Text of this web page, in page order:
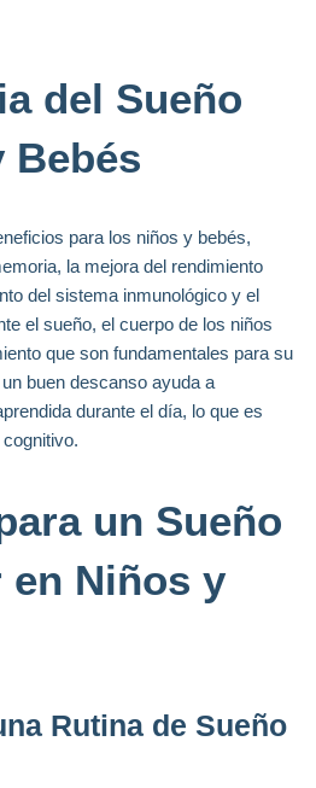
del Sueño
Bebés
para los niños y bebés,
la mejora del rendimiento
del sistema inmunológico y el
el sueño, el cuerpo de los niños
que son fundamentales para su
buen descanso ayuda a
durante el día, lo que es
un Sueño
en Niños y
Rutina de Sueño